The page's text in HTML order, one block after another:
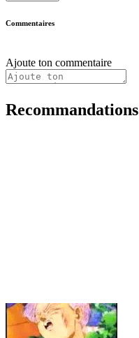
Commentaires
Ajoute ton commentaire
Recommandations